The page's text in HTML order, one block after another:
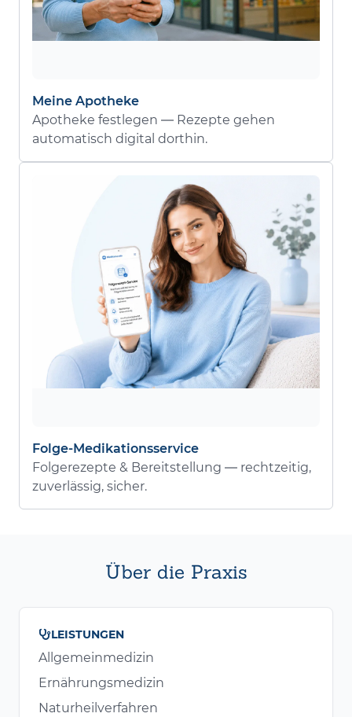
Meine Apotheke
Apotheke festlegen — Rezepte gehen
automatisch digital dorthin.
Folge-Medikationsservice
Folgerezepte & Bereitstellung — rechtzeitig,
zuverlässig, sicher.
Über die Praxis
LEISTUNGEN
Allgemeinmedizin
Ernährungsmedizin
Naturheilverfahren